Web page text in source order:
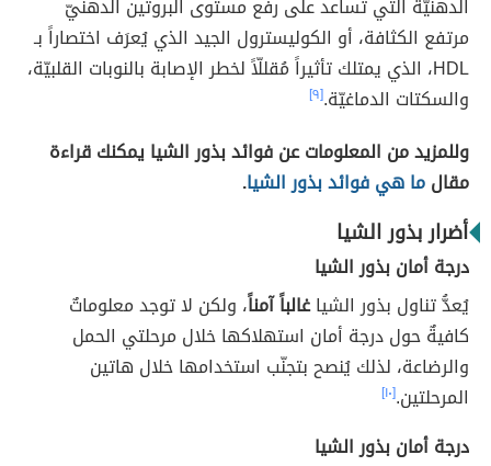
الدهنيّة التي تساعد على رفع مستوى البروتين الدهنيّ
مرتفع الكثافة، أو الكوليسترول الجيد الذي يُعرَف اختصاراً بـ
HDL، الذي يمتلك تأثيراً مُقللّاً لخطر الإصابة بالنوبات القلبيّة،
والسكتات الدماغيّة.[٩]
وللمزيد من المعلومات عن فوائد بذور الشيا يمكنك قراءة
مقالما هي فوائد بذور الشيا.
أضرار بذور الشيا
درجة أمان بذور الشيا
يُعدُّ تناول بذور الشياغالباً آمناً، ولكن لا توجد معلوماتٌ
كافيةٌ حول درجة أمان استهلاكها خلال مرحلتي الحمل
والرضاعة، لذلك يُنصح بتجنّب استخدامها خلال هاتين
المرحلتين.[١٠]
درجة أمان بذور الشيا